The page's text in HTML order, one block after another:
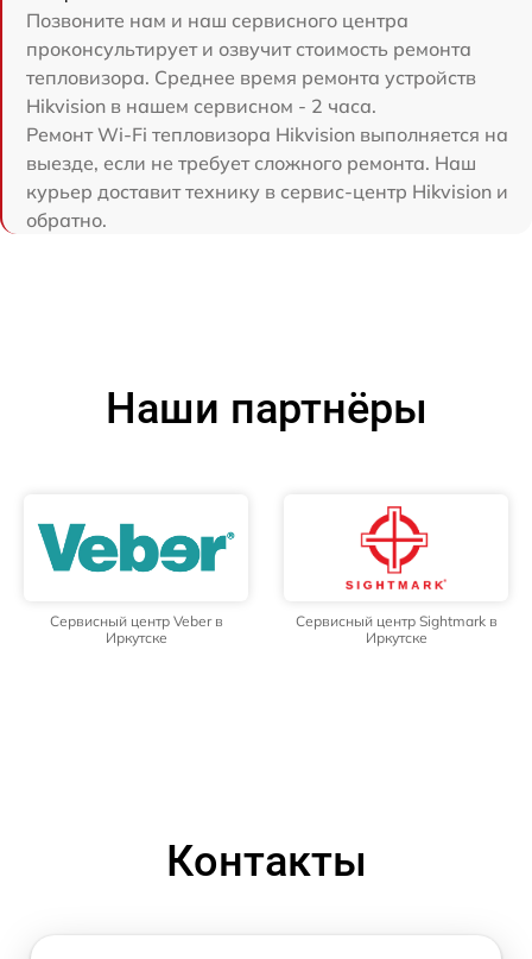
Позвоните нам и наш сервисного центра
проконсультирует и озвучит стоимость ремонта
тепловизора. Среднее время ремонта устройств
Hikvision в нашем сервисном - 2 часа.
Ремонт Wi-Fi тепловизора Hikvision выполняется на
выезде, если не требует сложного ремонта. Наш
курьер доставит технику в сервис-центр Hikvision и
обратно.
Наши партнёры
Сервисный центр Veber в
Иркутске
Сервисный центр Sightmark в
Иркутске
Контакты